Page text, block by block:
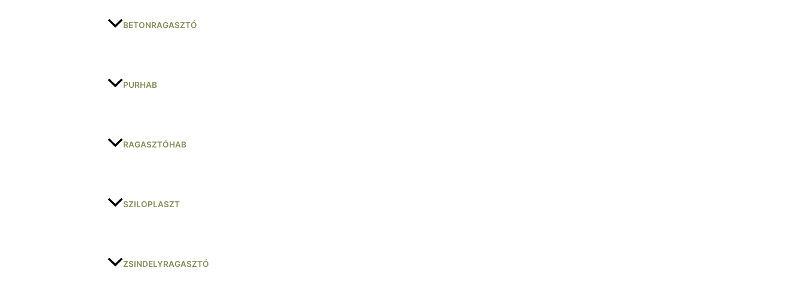
BETONRAGASZTÓ
PURHAB
RAGASZTÓHAB
SZILOPLASZT
ZSINDELYRAGASZTÓ